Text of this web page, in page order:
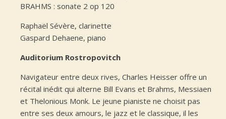
BRAHMS : sonate 2 op 120
Raphaël Sévère, clarinette
Gaspard Dehaene, piano
Auditorium Rostropovitch
Navigateur entre deux rives, Charles Heisser offre un
récital inédit qui alterne Bill Evans et Brahms, Messiaen
et Thelonious Monk. Le jeune pianiste ne choisit pas
entre ses deux amours, le jazz et le classique, il les